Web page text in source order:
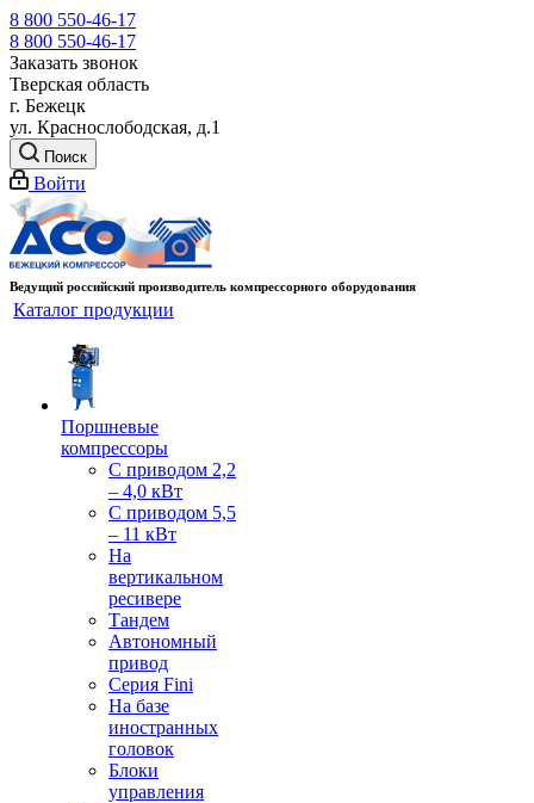
8 800 550-46-17
8 800 550-46-17
Заказать звонок
Тверская область
г. Бежецк
ул. Краснослободская, д.1
Поиск
Войти
Ведущий российский производитель компрессорного оборудования
Каталог продукции
Поршневые
компрессоры
С приводом 2,2
– 4,0 кВт
С приводом 5,5
– 11 кВт
На
вертикальном
ресивере
Тандем
Автономный
привод
Серия Fini
На базе
иностранных
головок
Блоки
управления